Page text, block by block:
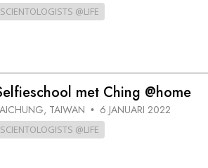
SCIENTOLOGISTS @LIFE
met Ching @home
TAIWAN • 6 JANUARI 2022
SCIENTOLOGISTS @LIFE